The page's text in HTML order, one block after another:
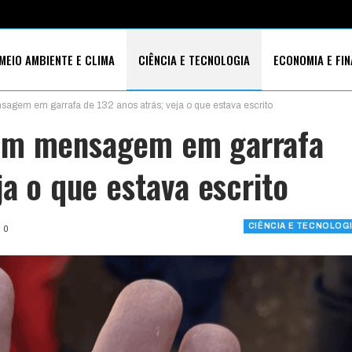
MEIO AMBIENTE E CLIMA CIÊNCIA E TECNOLOGIA ECONOMIA E
em garrafa de 132 anos atrás; veja o que estava escrito
mensagem em garrafa
o que estava escrito
CIÊNCIA E
0